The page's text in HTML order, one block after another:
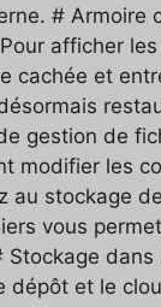
# Armoire
afficher
cachée et
gestion de
modifier les
au stockage
vous
dépôt et le